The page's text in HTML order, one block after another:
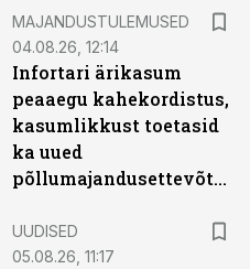
MAJANDUSTULEMUSED
04.08.26, 12:14
Infortari ärikasum
peaaegu kahekordistus,
kasumlikkust toetasid
ka uued
põllumajandusettevõtted
UUDISED
05.08.26, 11:17